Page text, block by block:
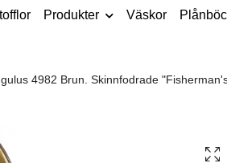
Produkter Väskor
4982 Brun. Skinnfodrade